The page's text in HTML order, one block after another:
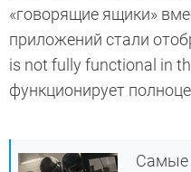
«говорящие ящики»
приложений стали
is not fully functional in
функционирует
Самые